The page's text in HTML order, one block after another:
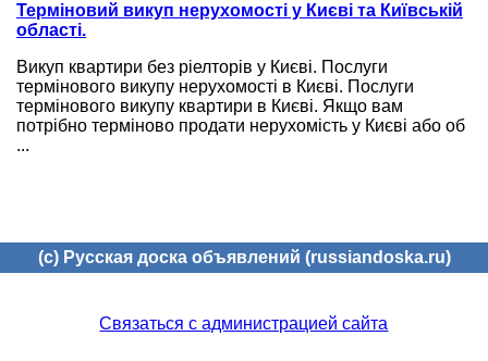
Терміновий викуп нерухомості у Києві та Київській
області.
Викуп квартири без ріелторів у Києві. Послуги
термінового викупу нерухомості в Києві. Послуги
термінового викупу квартири в Києві. Якщо вам
потрібно терміново продати нерухомість у Києві або об
...
(c) Русская доска объявлений (russiandoska.ru)
Связаться с администрацией сайта